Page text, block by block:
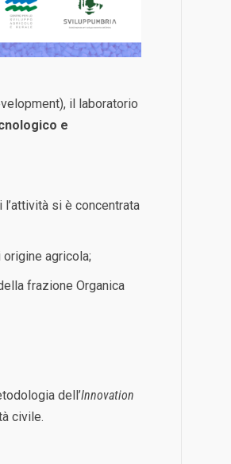
il laboratorio
e
l’attività si è concentrata
agricola;
frazione Organica
dell’Innovation
civile.